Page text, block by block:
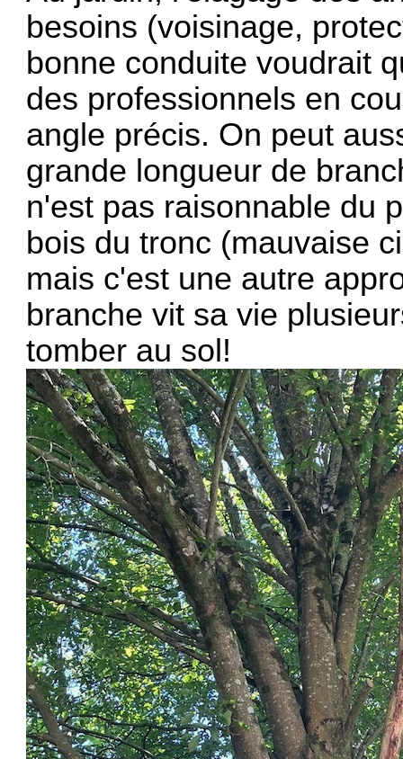
besoins (voisinage,
bonne conduite voudrait
des professionnels en
angle précis. On peut
grande longueur de
n'est pas raisonnable du
bois du tronc (mauvaise
mais c'est une autre
branche vit sa vie
tomber au sol!